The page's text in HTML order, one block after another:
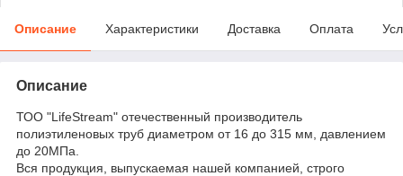
Описание Характеристики Доставка Оплата
Описание
ТОО "LifeStream" отечественный производитель
полиэтиленовых труб диаметром от 16 до 315 мм, давлением
до 20МПа.
Вся продукция, выпускаемая нашей компанией, строго